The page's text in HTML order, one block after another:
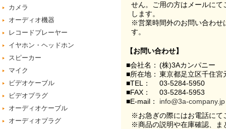
せん。ご用の方はメールに
します。
※営業時間外のお問い合わせ
す。
【お問い合わせ】
■会社名： (株)3Aカンパニー
■所在地： 東京都足立区千住
■TEL：
03-5284-5950
■FAX：
03-5284-5953
■E-mail：
info@3a-company.jp
※お急ぎの際にはお電話にて
※商品の説明や在庫確認、ま
カメラ
オーディオ機器
レコードプレーヤー
イヤホン・ヘッドホン
スピーカー
マイク
ビデオケーブル
ビデオプラグ
オーディオケーブル
オーディオプラグ